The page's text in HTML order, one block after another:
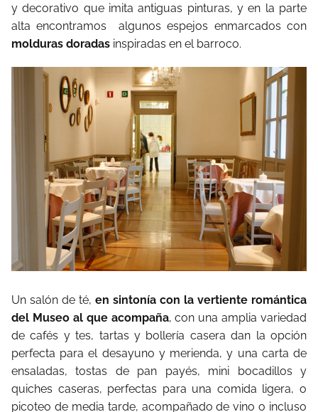
y decorativo que imita antiguas pinturas, y en la parte
alta encontramos algunos espejos enmarcados con
molduras doradas inspiradas en el barroco.
Un salón de té, en sintonía con la vertiente romántica
del Museo al que acompaña, con una amplia variedad
de cafés y tes, tartas y bollería casera dan la opción
perfecta para el desayuno y merienda, y una carta de
ensaladas, tostas de pan payés, mini bocadillos y
quiches caseras, perfectas para una comida ligera, o
picoteo de media tarde, acompañado de vino o incluso